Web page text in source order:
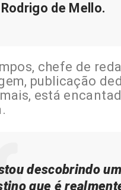
Rodrigo de Mello.
chefe de
publicação
está
descobrindo um
que é